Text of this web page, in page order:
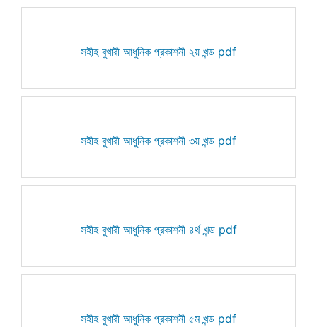
সহীহ বুখারী আধুনিক প্রকাশনী ২য় খন্ড pdf
সহীহ বুখারী আধুনিক প্রকাশনী ৩য় খন্ড pdf
সহীহ বুখারী আধুনিক প্রকাশনী ৪র্থ খন্ড pdf
সহীহ বুখারী আধুনিক প্রকাশনী ৫ম খন্ড pdf